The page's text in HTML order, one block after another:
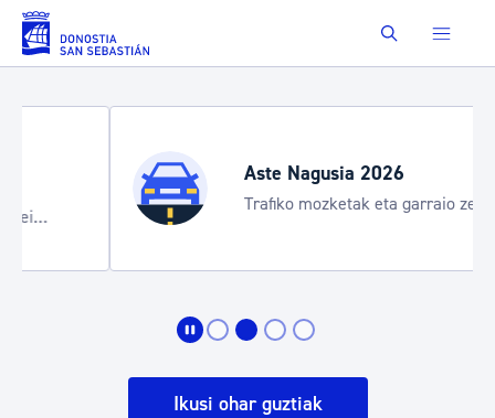
Eduki nagusira joan Buscar
Aste Nagusia 2026
Trafiko mozketak eta garraio zerbitzu
bereziak
Ikusi ohar guztiak